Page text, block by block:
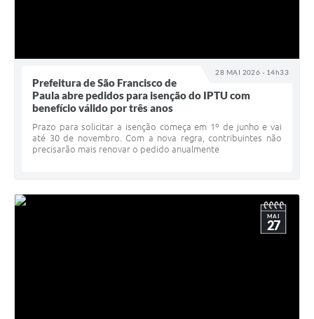
28 MAI 2026 - 14h33
Prefeitura de São Francisco de
Paula abre pedidos para isenção do IPTU com
benefício válido por três anos
Prazo para solicitar a isenção começa em 1º de junho e vai
até 30 de novembro. Com a nova regra, contribuintes não
precisarão mais renovar o pedido anualmente
MAI
27